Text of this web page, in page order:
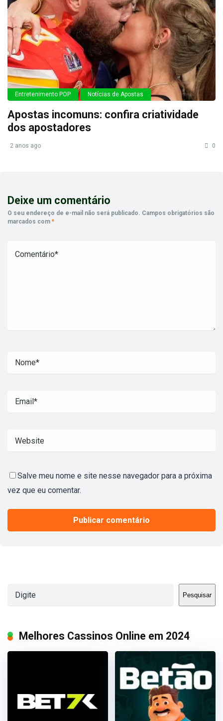
Entretenimento POP Notícias de Apostas
Apostas incomuns: confira criatividade
dos apostadores
2 anos ago 0
Deixe um comentário
O seu endereço de e-mail não será publicado. Campos obrigatórios são
marcados com *
Salve meu nome e site nesse navegador para a próxima
vez que eu comentar.
Pesquisar
Melhores Cassinos Online em 2024